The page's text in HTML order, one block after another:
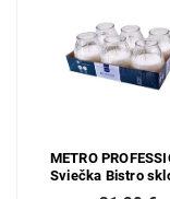
METRO
Sviečka Bistro